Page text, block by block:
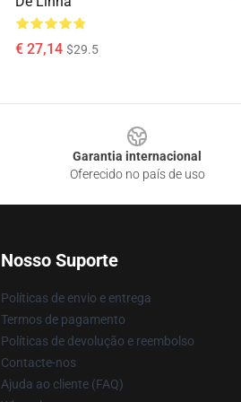
€ 27,14 $29.5
Garantia internacional
Oferecido no país de uso
Nosso Suporte
Políticas de envio e entrega
Termos de pagamento
Políticas de devolução e reembolso
Contacte-nos
Ajuda ao cliente (FAQ)